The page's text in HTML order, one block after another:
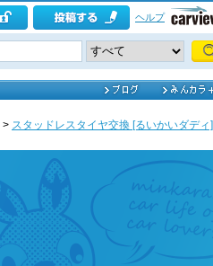
ヘルプ
> スタッドレスタイヤ交換 [るいかいダディ]